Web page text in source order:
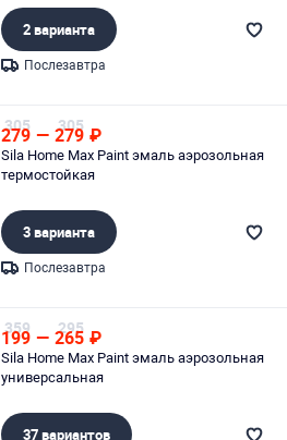
2 варианта
Послезавтра
305
279 — 305
279 ₽
Sila Home Max Paint эмаль аэрозольная
термостойкая
3 варианта
Послезавтра
359
199 — 295
265 ₽
Sila Home Max Paint эмаль аэрозольная
универсальная
37 вариантов